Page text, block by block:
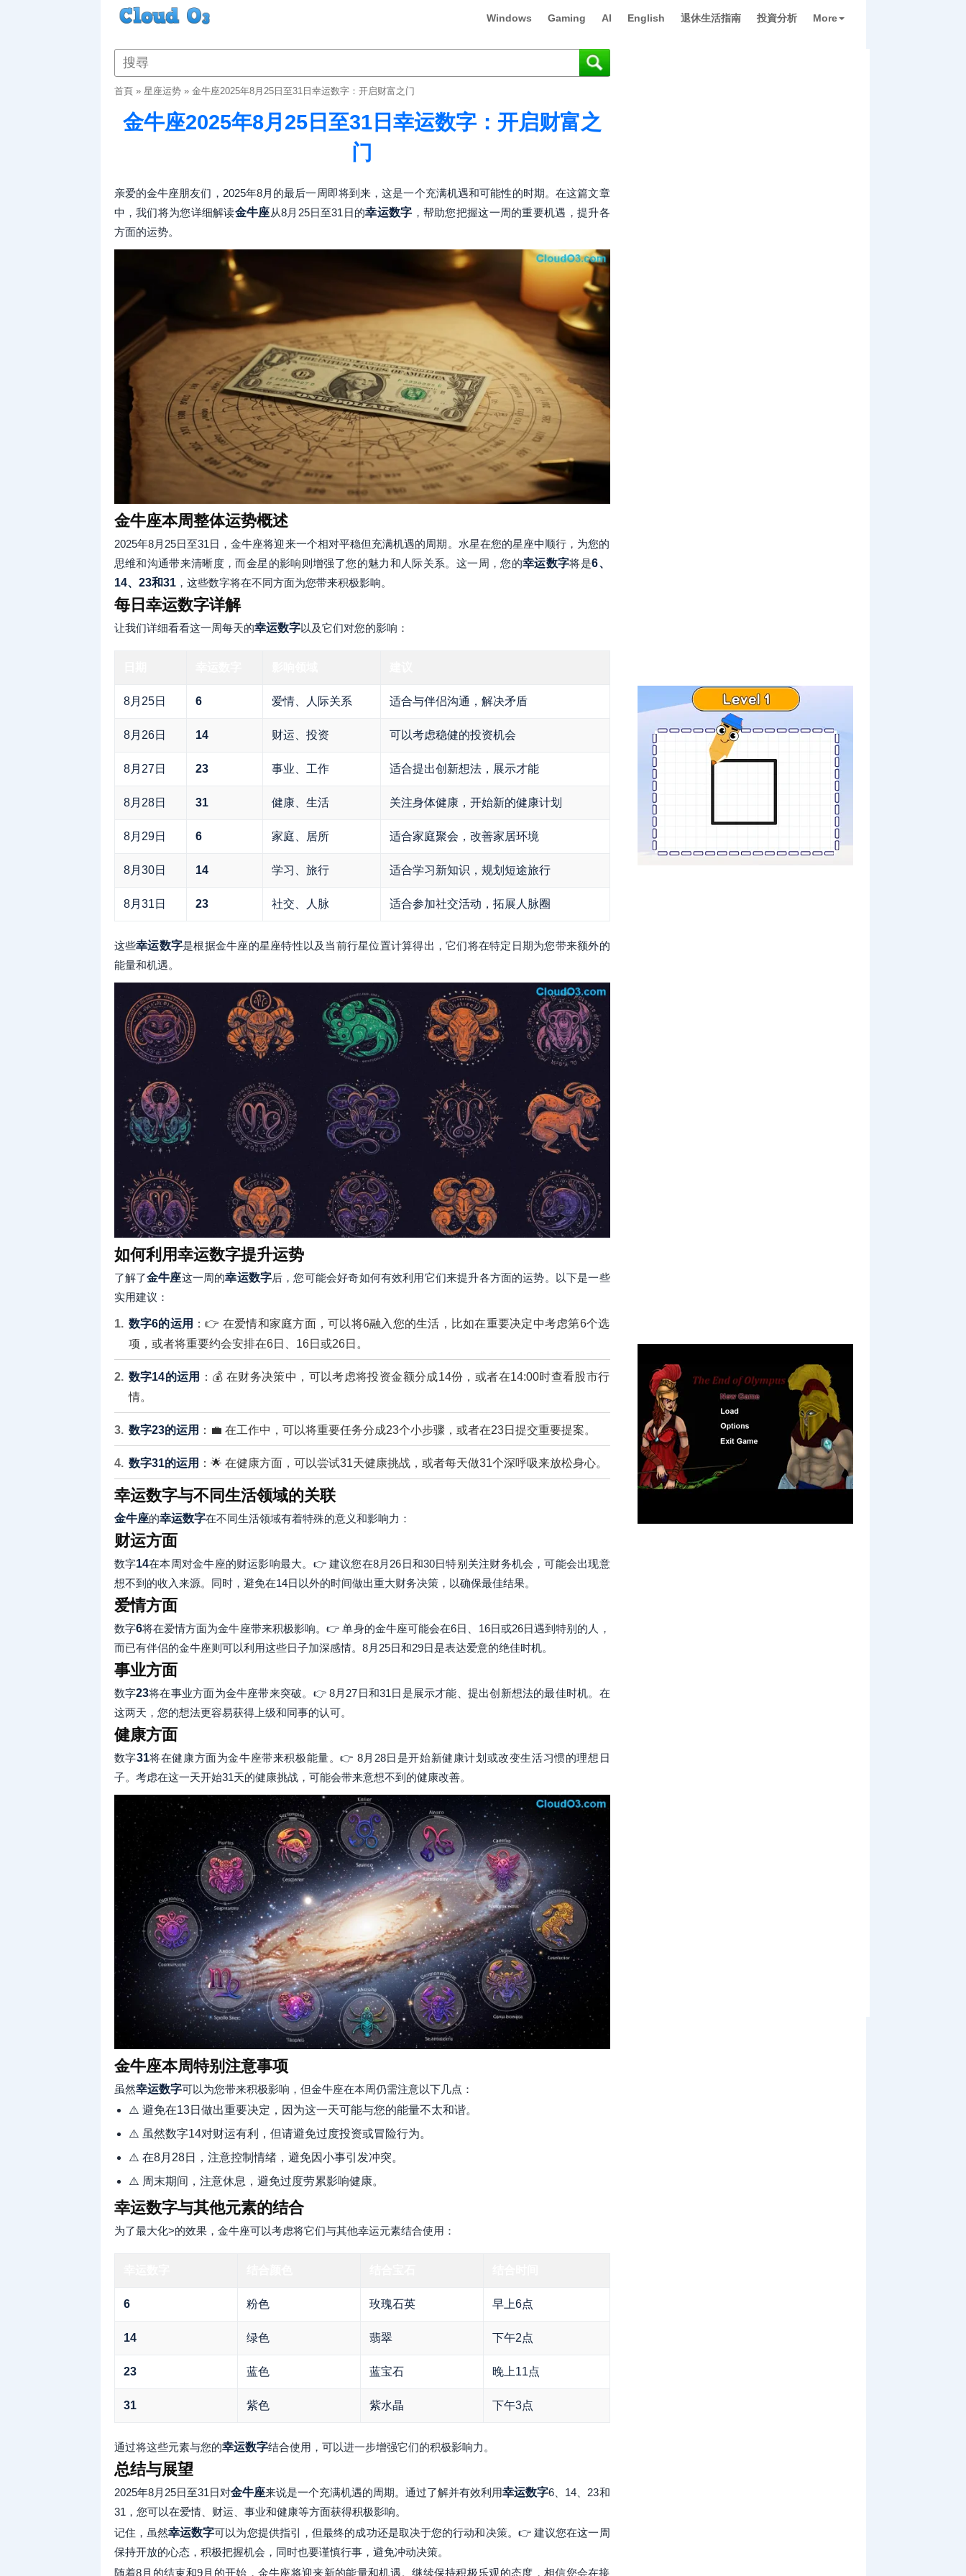
Windows Gaming AI English 退休生活指南 投資分析 More
首頁» 星座运势» 金牛座2025年8月25日至31日幸运数字：开启财富之门
金牛座2025年8月25日至31日幸运数字：开启财富之
门
亲爱的金牛座朋友们，2025年8月的最后一周即将到来，这是一个充满机遇和可能性的时期。在这篇文章
中，我们将为您详细解读金牛座从8月25日至31日的幸运数字 ，帮助您把握这一周的重要机遇，提升各
方面的运势。
金牛座本周整体运势概述
2025年8月25日至31日，金牛座将迎来一个相对平稳但充满机遇的周期。水星在您的星座中顺行，为您的
思维和沟通带来清晰度，而金星的影响则增强了您的魅力和人际关系。这一周，您的幸运数字将是6、
14、23和31，这些数字将在不同方面为您带来积极影响。
每日幸运数字详解
让我们详细看看这一周每天的幸运数字以及它们对您的影响：
8月25日 6 爱情、人际关系 适合与伴侣沟通，解决矛盾
8月26日 14 财运、投资 可以考虑稳健的投资机会
8月27日 23 事业、工作 适合提出创新想法，展示才能
8月28日 31 健康、生活 关注身体健康，开始新的健康计划
8月29日 6 家庭、居所 适合家庭聚会，改善家居环境
8月30日 14 学习、旅行 适合学习新知识，规划短途旅行
8月31日 23 社交、人脉 适合参加社交活动，拓展人脉圈
这些幸运数字是根据金牛座的星座特性以及当前行星位置计算得出，它们将在特定日期为您带来额外的
能量和机遇。
如何利用幸运数字提升运势
了解了金牛座这一周的幸运数字后，您可能会好奇如何有效利用它们来提升各方面的运势。以下是一些
实用建议：
数字6的运用 ：👉 在爱情和家庭方面，可以将6融入您的生活，比如在重要决定中考虑第6个选
项，或者将重要约会安排在6日、16日或26日。
数字14的运用
：💰 在财务决策中，可以考虑将投资金额分成14份，或者在14:00时查看股市行
情。
数字23的运用 ：💼 在工作中，可以将重要任务分成23个小步骤，或者在23日提交重要提案。
数字31的运用 ：🌟 在健康方面，可以尝试31天健康挑战，或者每天做31个深呼吸来放松身心。
幸运数字与不同生活领域的关联
金牛座的幸运数字在不同生活领域有着特殊的意义和影响力：
财运方面
数字14在本周对金牛座的财运影响最大。👉 建议您在8月26日和30日特别关注财务机会，可能会出现意
想不到的收入来源。同时，避免在14日以外的时间做出重大财务决策，以确保最佳结果。
爱情方面
数字6将在爱情方面为金牛座带来积极影响。👉 单身的金牛座可能会在6日、16日或26日遇到特别的人，
而已有伴侣的金牛座则可以利用这些日子加深感情。8月25日和29日是表达爱意的绝佳时机。
事业方面
数字23将在事业方面为金牛座带来突破。👉 8月27日和31日是展示才能、提出创新想法的最佳时机。在
这两天，您的想法更容易获得上级和同事的认可。
健康方面
数字31将在健康方面为金牛座带来积极能量。👉 8月28日是开始新健康计划或改变生活习惯的理想日
子。考虑在这一天开始31天的健康挑战，可能会带来意想不到的健康改善。
金牛座本周特别注意事项
虽然幸运数字可以为您带来积极影响，但金牛座在本周仍需注意以下几点：
⚠️ 避免在13日做出重要决定，因为这一天可能与您的能量不太和谐。
⚠️ 虽然数字14对财运有利，但请避免过度投资或冒险行为。
⚠️ 在8月28日，注意控制情绪，避免因小事引发冲突。
⚠️ 周末期间，注意休息，避免过度劳累影响健康。
幸运数字与其他元素的结合
为了最大化>的效果，金牛座可以考虑将它们与其他幸运元素结合使用：
6 粉色 玫瑰石英 早上6点
14 绿色 翡翠 下午2点
23 蓝色 蓝宝石 晚上11点
31 紫色 紫水晶 下午3点
通过将这些元素与您的幸运数字结合使用，可以进一步增强它们的积极影响力。
总结与展望
2025年8月25日至31日对金牛座来说是一个充满机遇的周期。通过了解并有效利用幸运数字6、14、23和
31，您可以在爱情、财运、事业和健康等方面获得积极影响。
记住，虽然幸运数字可以为您提供指引，但最终的成功还是取决于您的行动和决策。👉 建议您在这一周
保持开放的心态，积极把握机会，同时也要谨慎行事，避免冲动决策。
随着8月的结束和9月的开始，金牛座将迎来新的能量和机遇。继续保持积极乐观的态度，相信您会在接